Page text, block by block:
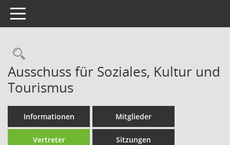
Toggle navigation
Rechercheauswahl
Ausschuss für Soziales, Kultur und
Tourismus
Informationen Mitglieder
Vertreter Sitzungen